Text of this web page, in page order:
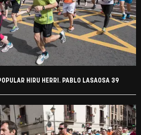
HIRU HERRI. PABLO LASAOSA 39